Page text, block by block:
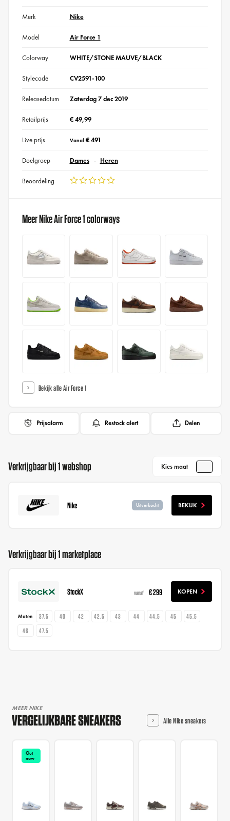
Merk Nike
Model Air Force 1
Colorway WHITE/STONE MAUVE/BLACK
Stylecode CV2591-100
Releasedatum Zaterdag 7 dec 2019
Retailprijs € 49,99
Live prijs Vanaf€ 491
Doelgroep Dames Heren
Beoordeling
Meer Nike Air Force 1 colorways
Bekijk alle Air Force 1
Prijsalarm Restock alert Delen
Verkrijgbaar bij 1 webshop Kies maat
Nike Uitverkocht BEKIJK
Verkrijgbaar bij 1 marketplace
StockX vanaf € 299 KOPEN
Maten 37.5 40 42 42.5 43 44 44.5 45
45.5
46
47.5
MEER NIKE
VERGELIJKBARE SNEAKERS Alle Nike sneakers
Out
now